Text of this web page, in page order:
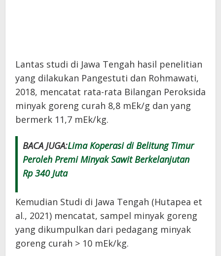
Lantas studi di Jawa Tengah hasil penelitian
yang dilakukan Pangestuti dan Rohmawati,
2018, mencatat rata-rata Bilangan Peroksida
minyak goreng curah 8,8 mEk/g dan yang
bermerk 11,7 mEk/kg.
BACA JUGA:Lima Koperasi di Belitung Timur
Peroleh Premi Minyak Sawit Berkelanjutan
Rp 340 Juta
Kemudian Studi di Jawa Tengah (Hutapea et
al., 2021) mencatat, sampel minyak goreng
yang dikumpulkan dari pedagang minyak
goreng curah > 10 mEk/kg.